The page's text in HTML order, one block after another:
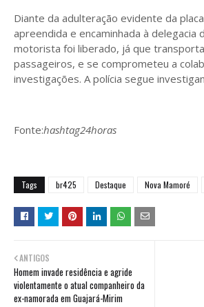
Diante da adulteração evidente da
apreendida e encaminhada à delegacia
motorista foi liberado, já que
passageiros, e se comprometeu a
investigações. A polícia segue
Fonte:hashtag24horas
Tags br425 Destaque Nova Mamoré
ANTIGOS
Homem invade residência e agride
violentamente o atual companheiro da
ex-namorada em Guajará-Mirim